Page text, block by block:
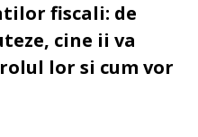
fiscali: de
cine ii va
lor si cum vor